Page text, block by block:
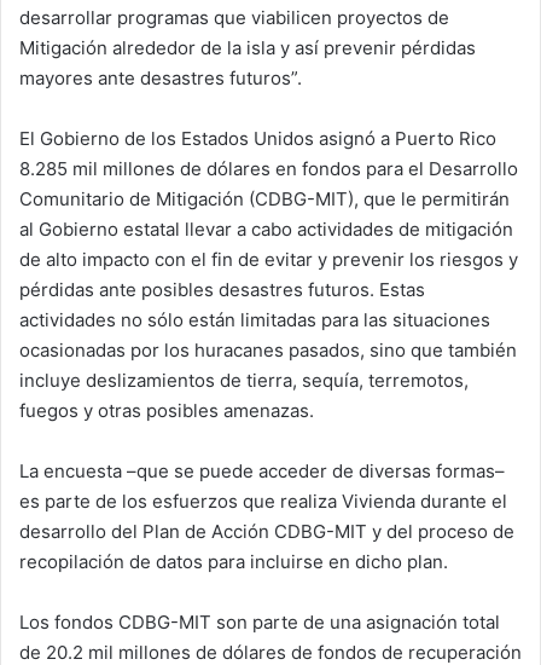
desarrollar programas que viabilicen proyectos de
Mitigación alrededor de la isla y así prevenir pérdidas
mayores ante desastres futuros”.
El Gobierno de los Estados Unidos asignó a Puerto Rico
8.285 mil millones de dólares en fondos para el Desarrollo
Comunitario de Mitigación (CDBG-MIT), que le permitirán
al Gobierno estatal llevar a cabo actividades de mitigación
de alto impacto con el fin de evitar y prevenir los riesgos y
pérdidas ante posibles desastres futuros. Estas
actividades no sólo están limitadas para las situaciones
ocasionadas por los huracanes pasados, sino que también
incluye deslizamientos de tierra, sequía, terremotos,
fuegos y otras posibles amenazas.
La encuesta –que se puede acceder de diversas formas–
es parte de los esfuerzos que realiza Vivienda durante el
desarrollo del Plan de Acción CDBG-MIT y del proceso de
recopilación de datos para incluirse en dicho plan.
Los fondos CDBG-MIT son parte de una asignación total
de 20.2 mil millones de dólares de fondos de recuperación